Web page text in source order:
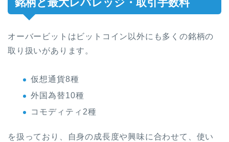
オーバービットはビットコイン以外にも多くの銘柄の
取り扱いがあります。
仮想通貨8種
外国為替10種
コモディティ2種
を扱っており、自身の成長度や興味に合わせて、使い